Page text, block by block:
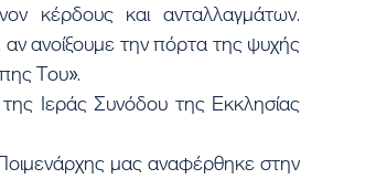
κέρδους και ανταλλαγμάτων.
αν ανοίξουμε την πόρτα της ψυχής
Του».
Ιεράς Συνόδου της Εκκλησίας
μας αναφέρθηκε στην